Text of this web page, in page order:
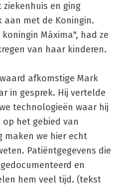
en ging
aan met de Koningin.
Máxima", had ze
van haar kinderen.
afkomstige Mark
in gesprek. Hij vertelde
technologieën waar hij
het gebied van
maken we hier echt
Patiëntgegevens die
en
hem veel tijd. (tekst